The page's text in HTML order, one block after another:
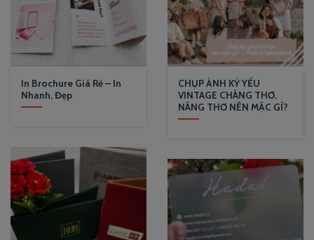
In Brochure Giá Rẻ – In
Nhanh, Đẹp
CHỤP ẢNH KỶ YẾU
VINTAGE CHÀNG THƠ,
NÀNG THƠ NÊN MẶC GÌ?